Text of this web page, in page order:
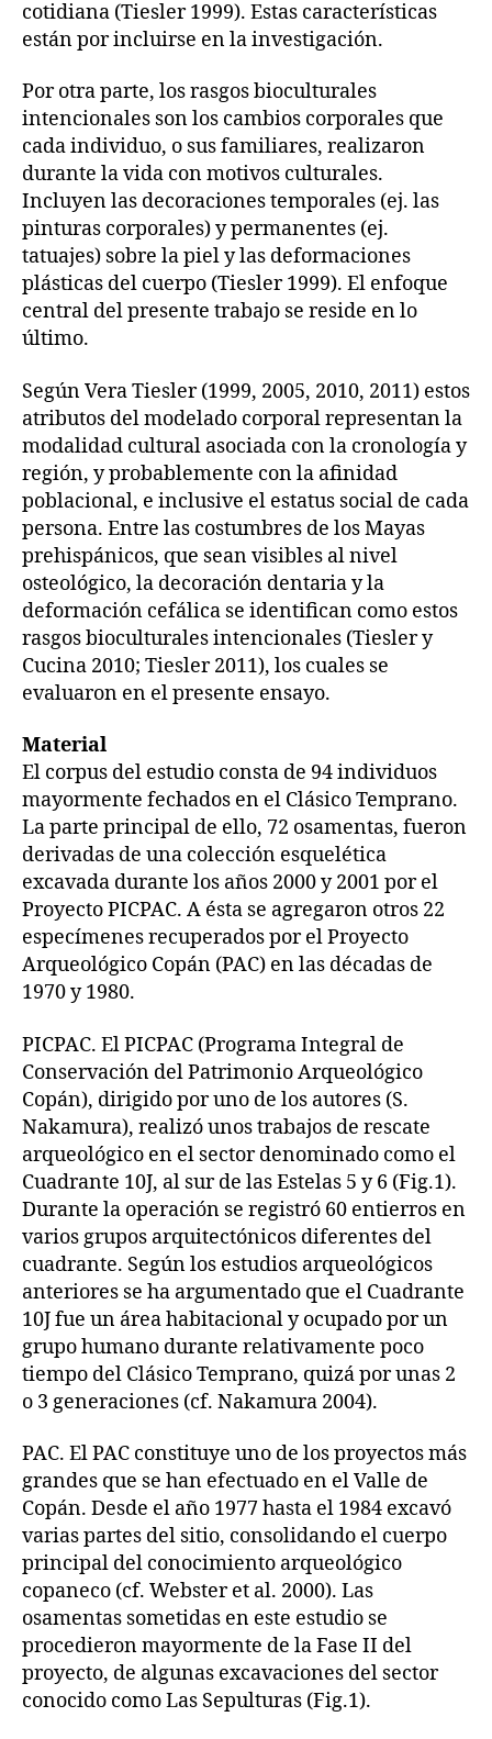
cotidiana (Tiesler 1999). Estas características
están por incluirse en la investigación.
Por otra parte, los rasgos bioculturales
intencionales son los cambios corporales que
cada individuo, o sus familiares, realizaron
durante la vida con motivos culturales.
Incluyen las decoraciones temporales (ej. las
pinturas corporales) y permanentes (ej.
tatuajes) sobre la piel y las deformaciones
plásticas del cuerpo (Tiesler 1999). El enfoque
central del presente trabajo se reside en lo
último.
Según Vera Tiesler (1999, 2005, 2010, 2011) estos
atributos del modelado corporal representan la
modalidad cultural asociada con la cronología y
región, y probablemente con la afinidad
poblacional, e inclusive el estatus social de cada
persona. Entre las costumbres de los Mayas
prehispánicos, que sean visibles al nivel
osteológico, la decoración dentaria y la
deformación cefálica se identifican como estos
rasgos bioculturales intencionales (Tiesler y
Cucina 2010; Tiesler 2011), los cuales se
evaluaron en el presente ensayo.
Material
El corpus del estudio consta de 94 individuos
mayormente fechados en el Clásico Temprano.
La parte principal de ello, 72 osamentas, fueron
derivadas de una colección esquelética
excavada durante los años 2000 y 2001 por el
Proyecto PICPAC. A ésta se agregaron otros 22
especímenes recuperados por el Proyecto
Arqueológico Copán (PAC) en las décadas de
1970 y 1980.
PICPAC. El PICPAC (Programa Integral de
Conservación del Patrimonio Arqueológico
Copán), dirigido por uno de los autores (S.
Nakamura), realizó unos trabajos de rescate
arqueológico en el sector denominado como el
Cuadrante 10J, al sur de las Estelas 5 y 6 (Fig.1).
Durante la operación se registró 60 entierros en
varios grupos arquitectónicos diferentes del
cuadrante. Según los estudios arqueológicos
anteriores se ha argumentado que el Cuadrante
10J fue un área habitacional y ocupado por un
grupo humano durante relativamente poco
tiempo del Clásico Temprano, quizá por unas 2
o 3 generaciones (cf. Nakamura 2004).
PAC. El PAC constituye uno de los proyectos más
grandes que se han efectuado en el Valle de
Copán. Desde el año 1977 hasta el 1984 excavó
varias partes del sitio, consolidando el cuerpo
principal del conocimiento arqueológico
copaneco (cf. Webster et al. 2000). Las
osamentas sometidas en este estudio se
procedieron mayormente de la Fase II del
proyecto, de algunas excavaciones del sector
conocido como Las Sepulturas (Fig.1).